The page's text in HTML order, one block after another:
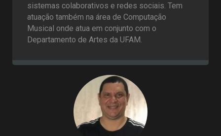
sistemas colaborativos e redes sociais. Tem
atuação também na área de Computação
Musical onde atua em conjunto com o
Departamento de Artes da UFAM.